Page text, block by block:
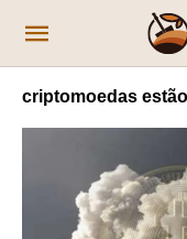
criptomoedas